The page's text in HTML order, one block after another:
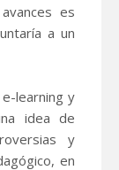
es
a un
learning y
idea de
y
en